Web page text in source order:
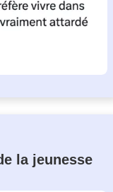
la jeunesse